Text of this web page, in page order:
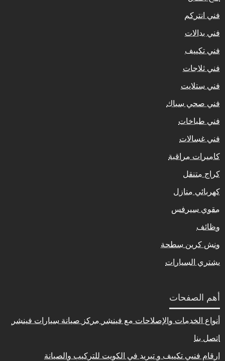
فني انتركم
فني بدالات
فني تكييف
فني ثلاجات
فني ستلايت
فني صحي سباك
فني طباخات
فني غسالات
كاميرات مراقبة
كراج متنقل
كهربائي منازل
مقوي سيرفس
وظائف
ونش كرين سطحة
يشتري السيارات
أهم الصفحات
أنواع الخدمات والإصلاحات مع فينشر مركز صيانة سيارات فينشر
اتصل بنا
ارقام فنيي تكييف و تبريد في الكويت للتركيب والصيانة